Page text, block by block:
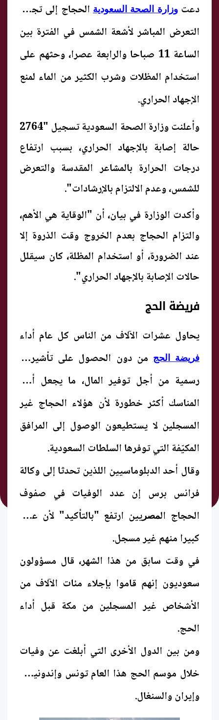
دعتوزارة الصحة السعودية الحجاج إلى تجنب
التعرض المباشر لأشعة الشمس في الفترة بين
الساعة 11 صباحا والرابعة عصرا، وحثهم على
استخدام المظلات وشرب الكثير من الماء لمنع
الإجهاد الحراري.
وأعلنت وزارة الصحة السعودية تسجيل "2764
حالة إصابة بالإجهاد الحراري، بسبب ارتفاع
درجات الحرارة بالمشاعر المقدسة والتعرض
للشمس، وعدم الالتزام بالإرشادات".
وأكدت الوزارة في بيان، أن "الوقاية هي الأهم،
والتزام الحجاج بعدم الخروج وقت الذروة إلا
عند الضرورة، أو استخدام المظلة، كان سيقلل
حالات الإصابة بالإجهاد الحراري".
فريضة الحج
يحاول عشرات الآلاف من الناس كل عام أداء
فريضة الحجمن دون الحصول على تأشيرات
رسمية من أجل توفير المال، ما يجعل أداء
المناسك أكثر خطورة لأن هؤلاء الحجاج غير
المسجلين لا يستطيعون الوصول إلى المرافق
المكيّفة التي توفرها السلطات السعودية.
وقال أحد الدبلوماسيين اللذين تحدثا إلى وكالة
فرانس برس إن عدد الوفيات في صفوف
الحجاج المصر يين ارتفع "بالتأكيد" لأن عددا
كبيرا منهم غير مسجل.
في وقت سابق من هذا الشهر، قال مسؤولون
سعوديون إنهم قاموا بإجلاء مئات الآلاف من
الأشخاص غير المسجلين من مكة قبل أداء
الحج.
ومن بين الدول الأخرى التي أبلغت عن وفيات
خلال موسم الحج هذا العامتونس وإندونيسيا
وإيران والسنغال.